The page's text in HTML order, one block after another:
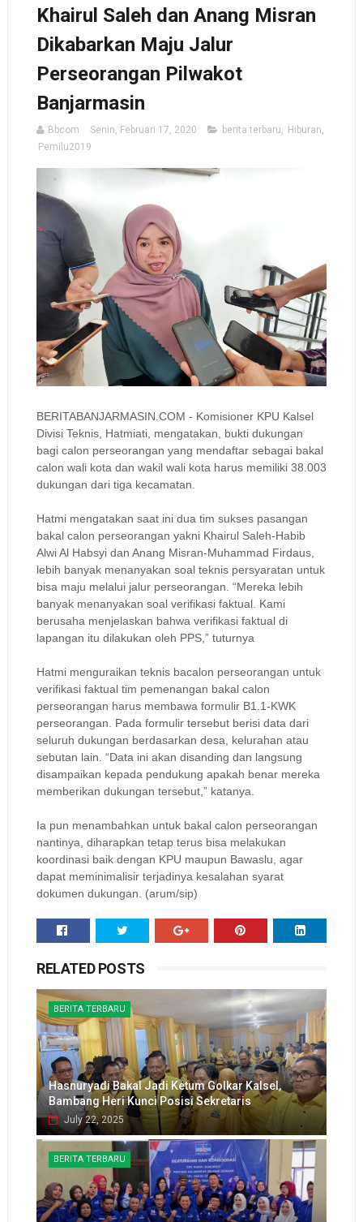
Khairul Saleh dan Anang Misran
Dikabarkan Maju Jalur
Perseorangan Pilwakot
Banjarmasin
Bbcom Senin, Februari 17, 2020 berita terbaru, Hiburan,
Pemilu2019
BERITABANJARMASIN.COM - Komisioner KPU Kalsel
Divisi Teknis, Hatmiati, mengatakan, bukti dukungan
bagi calon perseorangan yang mendaftar sebagai bakal
calon wali kota dan wakil wali kota harus memiliki 38.003
dukungan dari tiga kecamatan.
Hatmi mengatakan saat ini dua tim sukses pasangan
bakal calon perseorangan yakni Khairul Saleh-Habib
Alwi Al Habsyi dan Anang Misran-Muhammad Firdaus,
lebih banyak menanyakan soal teknis persyaratan untuk
bisa maju melalui jalur perseorangan. “Mereka lebih
banyak menanyakan soal verifikasi faktual. Kami
berusaha menjelaskan bahwa verifikasi faktual di
lapangan itu dilakukan oleh PPS,” tuturnya
Hatmi menguraikan teknis bacalon perseorangan untuk
verifikasi faktual tim pemenangan bakal calon
perseorangan harus membawa formulir B1.1-KWK
perseorangan. Pada formulir tersebut berisi data dari
seluruh dukungan berdasarkan desa, kelurahan atau
sebutan lain. “Data ini akan disanding dan langsung
disampaikan kepada pendukung apakah benar mereka
memberikan dukungan tersebut,” katanya.
Ia pun menambahkan untuk bakal calon perseorangan
nantinya, diharapkan tetap terus bisa melakukan
koordinasi baik dengan KPU maupun Bawaslu, agar
dapat meminimalisir terjadinya kesalahan syarat
dokumen dukungan. (arum/sip)
RELATED POSTS
BERITA TERBARU
Hasnuryadi Bakal Jadi Ketum Golkar Kalsel,
Bambang Heri Kunci Posisi Sekretaris
July 22, 2025
BERITA TERBARU